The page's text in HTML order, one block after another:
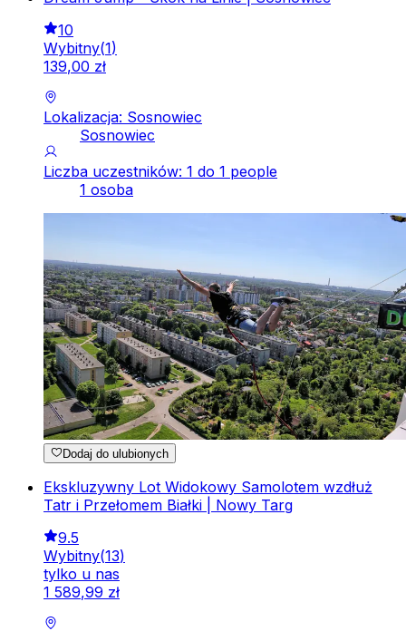
10
Wybitny(1)
139,00 zł
Lokalizacja: Sosnowiec
Sosnowiec
Liczba uczestników: 1 do 1 people
1 osoba
Dodaj do ulubionych
Ekskluzywny Lot Widokowy Samolotem wzdłuż
Tatr i Przełomem Białki | Nowy Targ
9.5
Wybitny(13)
tylko u nas
1 589,99 zł